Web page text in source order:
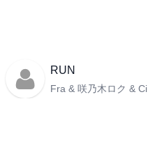
RUN
Fra & 咲乃木ロク & Ci